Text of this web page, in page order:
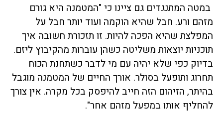
במטה המתנגדים גם ציינו כי "המטמנה היא גורם
מזהם ורע. חבל שהיא הוקמה ועוד יותר חבל על
המפלצת שהיא הפכה להיות. זו תזכורת חשובה איך
תוכניות יוצאות משליטה כשהן עוברות מהקיבוץ ליזם.
בדיוק כפי שלא יהיה עם מי לדבר כשתחנת הכוח
תחרוג ותופעל בסולר. אורך החיים של המטמנה מוגבל
בהיתר, הזיהום הזה חייב להיפסק בכל מקרה. אין צורך
להחליף אותו במפעל מזהם אחר".